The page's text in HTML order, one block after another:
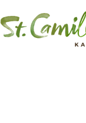
al